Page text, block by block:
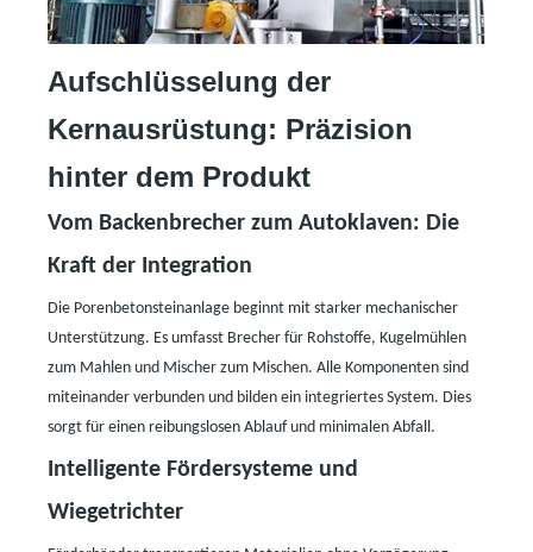
Aufschlüsselung der
Kernausrüstung: Präzision
hinter dem Produkt
Vom Backenbrecher zum Autoklaven: Die
Kraft der Integration
Die Porenbetonsteinanlage beginnt mit starker mechanischer
Unterstützung. Es umfasst Brecher für Rohstoffe, Kugelmühlen
zum Mahlen und Mischer zum Mischen. Alle Komponenten sind
miteinander verbunden und bilden ein integriertes System. Dies
sorgt für einen reibungslosen Ablauf und minimalen Abfall.
Intelligente Fördersysteme und
Wiegetrichter